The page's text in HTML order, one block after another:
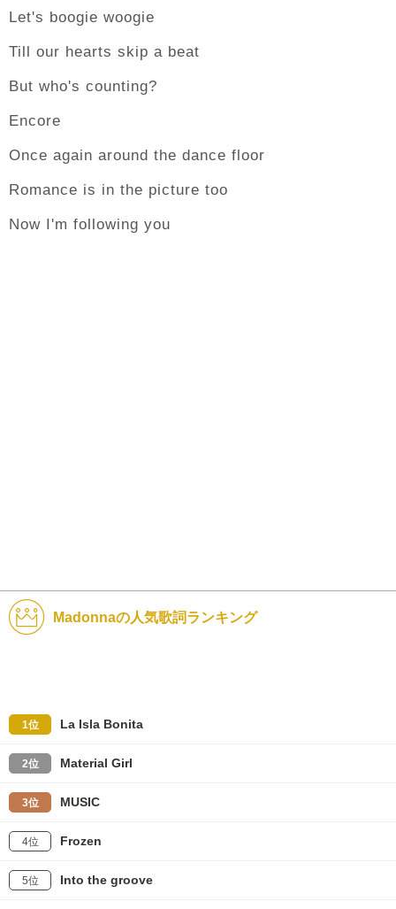
Let's boogie woogie
Till our hearts skip a beat
But who's counting?
Encore
Once again around the dance floor
Romance is in the picture too
Now I'm following you
Madonnaの人気歌詞ランキング
1位 La Isla Bonita
2位 Material Girl
3位 MUSIC
4位 Frozen
5位 Into the groove